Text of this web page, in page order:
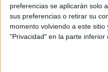
preferencias se aplicarán solo
sus preferencias o retirar su
momento volviendo a este
"Privacidad" en la parte inferior